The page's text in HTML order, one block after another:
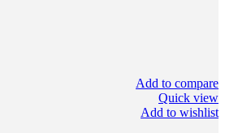
Add to compare
Quick view
Add to wishlist